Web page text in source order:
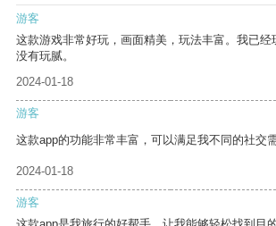
游客
这款游戏非常好玩，画面精美，玩法丰富。我已经
没有玩腻。
2024-01-18
游客
这款app的功能非常丰富，可以满足我不同的社交需
2024-01-18
游客